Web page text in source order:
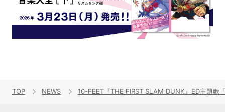
TOP NEWS 10-FEET『THE FIRST SLAM DUNK』ED主題歌